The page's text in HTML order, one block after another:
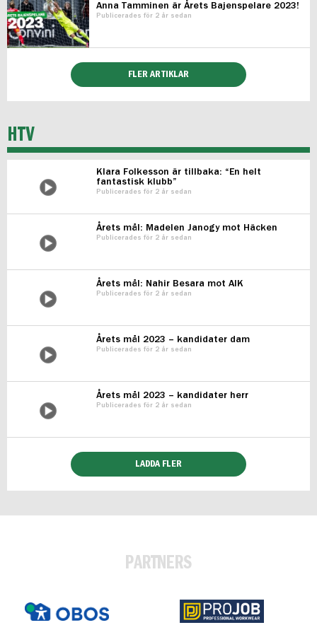
Anna Tamminen är Årets Bajenspelare 2023!
Publicerades för 2 år sedan
FLER ARTIKLAR
HTV
Klara Folkesson är tillbaka: “En helt
fantastisk klubb”
Publicerades för 2 år sedan
Årets mål: Madelen Janogy mot Häcken
Publicerades för 2 år sedan
Årets mål: Nahir Besara mot AIK
Publicerades för 2 år sedan
Årets mål 2023 – kandidater dam
Publicerades för 2 år sedan
Årets mål 2023 – kandidater herr
Publicerades för 2 år sedan
LADDA FLER
PARTNERS